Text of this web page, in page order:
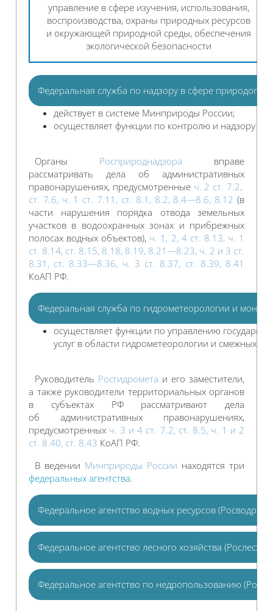
управление в сфере изучения, использования,
воспроизводства, охраны природных ресурсов
и окружающей природной среды, обеспечения
экологической безопасности
Федеральная служба по надзору в сфере
действует в системе Минприроды России;
осуществляет функции по контролю и надзору в
Органы Росприроднадзора вправе
рассматривать дела об административных
правонарушениях, предусмотренные ч. 2 ст. 7.2,
ст. 7.6, ч. 1 ст. 7.11, ст. 8.1, 8.2, 8.4—8.6, 8.12 (в
части нарушения порядка отвода земельных
участков в водоохранных зонах и прибрежных
полосах водных объектов), ч. 1, 2, 4 ст. 8.13, ч. 1
ст. 8.14, ст. 8.15, 8.18, 8.19, 8.21—8.23, ч. 2 и 3 ст.
8.31, ст. 8.33—8.36, ч. 3 ст. 8.37, ст. 8.39, 8.41
КоАП РФ.
Федеральная служба по гидрометеорологии и
осуществляет функции по управлению
услуг в области гидрометеорологии и смежных с
Руководитель Росгидромета и его заместители,
а также руководители территориальных органов
в субъектах РФ рассматривают дела
об административных правонарушениях,
предусмотренных ч. 3 и 4 ст. 7.2, ст. 8.5, ч. 1 и 2
ст. 8.40, ст. 8.43 КоАП РФ.
В ведении Минприроды России находятся три
федеральных агентства.
Федеральное агентство водных ресурсов
Федеральное агентство лесного хозяйства (Рослесхоз)
Федеральное агентство по недропользованию